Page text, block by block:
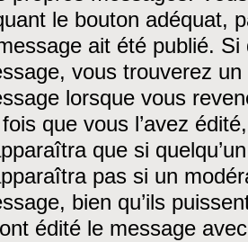
le bouton adéquat,
ait été publié. Si
vous trouverez
lorsque vous
que vous l’avez
que si
pas si un
bien qu’ils
édité le message